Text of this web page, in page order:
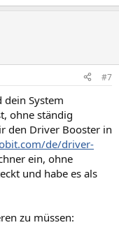
#7
dein System
ohne ständig
den Driver Booster in
de/driver-
ein, ohne
und habe es als
zu müssen: